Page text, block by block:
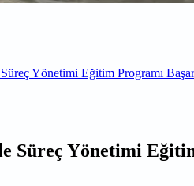
Yönetimi Eğitim Programı
Süreç Yönetimi